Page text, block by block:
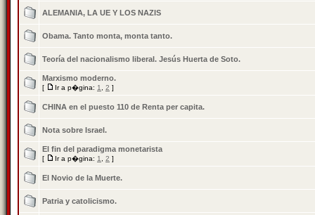
ALEMANIA, LA UE Y LOS NAZIS
Obama. Tanto monta, monta tanto.
Teoría del nacionalismo liberal. Jesús Huerta de Soto.
Marxismo moderno.
[ Ir a p�gina: 1 2 ]
CHINA en el puesto 110 de Renta per capita.
Nota sobre Israel.
El fin del paradigma monetarista
[ Ir a p�gina: 1 2 ]
El Novio de la Muerte.
Patria y catolicismo.